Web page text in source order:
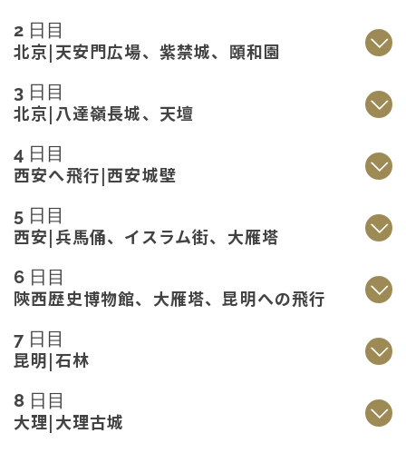
2 日目
北京|天安門広場、紫禁城、頤和園
3 日目
北京|八達嶺長城、天壇
4 日目
西安へ飛行|西安城壁
5 日目
西安|兵馬俑、イスラム街、大雁塔
6 日目
陝西歴史博物館、大雁塔、昆明への飛行
7 日目
昆明|石林
8 日目
大理|大理古城